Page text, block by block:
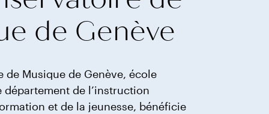
de Genève
de Musique de Genève, école
département de l’instruction
et de la jeunesse, bénéficie